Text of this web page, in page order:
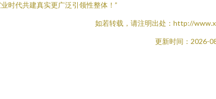
时代共建真实更广泛引领性整体！”
如若转载，请注明出处：http://
更新时间：2026-